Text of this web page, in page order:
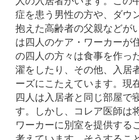
症を患う男性の方や、ダウ
抱えた高齢者の父親などが
は四人のケア・ワーカーが
の四人の方々は食事を作っ
濯をしたり、その他、入居
ーズにこたえています。現
四人は入居者と同じ部屋で
す。しかし、コレア医師は
ワーカーに別室を提供する